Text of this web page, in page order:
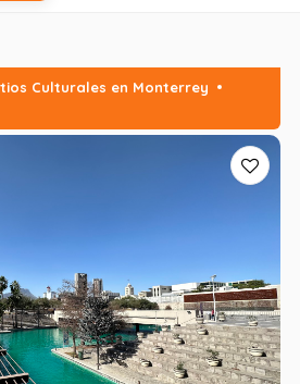
Culturales en Monterrey